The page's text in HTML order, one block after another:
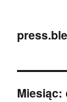
Miesiąc: